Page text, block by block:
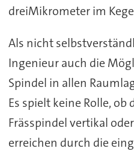
dreiMikrometer im
Als nicht
Ingenieur auch die
Spindel in allen
Es spielt keine Rolle,
Frässpindel vertikal
erreichen durch die